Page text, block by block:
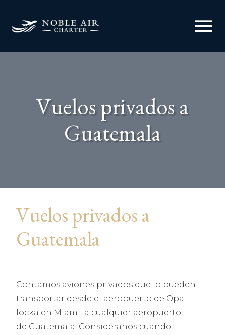
menu
Vuelos privados a
Guatemala
Vuelos privados a
Guatemala
Contamos aviones privados que lo pueden
transportar desde el aeropuerto de Opa-
locka en Miami a cualquier aeropuerto
de Guatemala. Considéranos cuando